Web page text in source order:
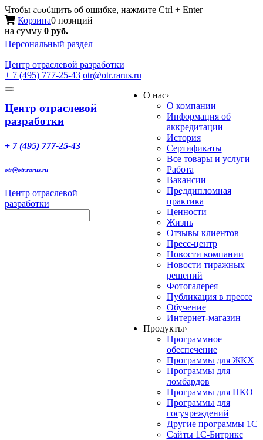
Чтобы сообщить об ошибке, нажмите Ctrl + Enter
Корзина0 позиций
на сумму 0 руб.
Персональный раздел
Центр отраслевой разработки
+ 7 (495) 777-25-43 otr@otr.rarus.ru
Toggle
Меню
Центр отраслевой
разработки
+ 7 (495) 777-25-43
otr@otr.rarus.ru
Центр отраслевой
разработки
О нас›
О компании
Информация об
аккредитации
История
Сертификаты
Все товары и услуги
Работа
Вакансии
Преддипломная
практика
Ценности
Жизнь
Отзывы клиентов
Пресс-центр
Новости компании
Новости тиражных
решений
Фотогалерея
Публикация в прессе
Обучение
Интернет-магазин
Продукты›
Программное
обеспечение
Программы для ЖКХ
Программы для
ломбардов
Программы для НКО
Программы для
госучреждений
Другие программы 1С
Сайты 1С-Битрикс